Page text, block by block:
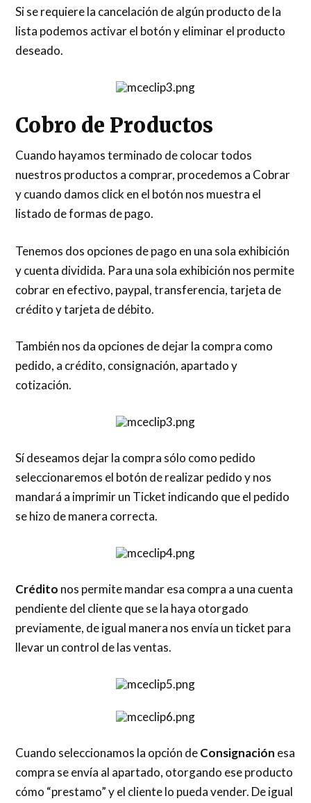
Si se requiere la cancelación de algún producto de la
lista podemos activar el botón y eliminar el producto
deseado.
Cobro de Productos
Cuando hayamos terminado de colocar todos
nuestros productos a comprar, procedemos a Cobrar
y cuando damos click en el botón nos muestra el
listado de formas de pago.
Tenemos dos opciones de pago en una sola exhibición
y cuenta dividida. Para una sola exhibición nos permite
cobrar en efectivo, paypal, transferencia, tarjeta de
crédito y tarjeta de débito.
También nos da opciones de dejar la compra como
pedido, a crédito, consignación, apartado y
cotización.
Sí deseamos dejar la compra sólo como pedido
seleccionaremos el botón de realizar pedido y nos
mandará a imprimir un Ticket indicando que el pedido
se hizo de manera correcta.
Crédito nos permite mandar esa compra a una cuenta
pendiente del cliente que se la haya otorgado
previamente, de igual manera nos envía un ticket para
llevar un control de las ventas.
Cuando seleccionamos la opción deConsignación esa
compra se envía al apartado, otorgando ese producto
cómo “prestamo” y el cliente lo pueda vender. De igual